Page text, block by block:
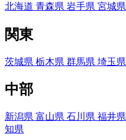
北海道 青森県 岩手県 宮城県
関東
茨城県 栃木県 群馬県 埼玉県
中部
新潟県 富山県 石川県 福井県
知県